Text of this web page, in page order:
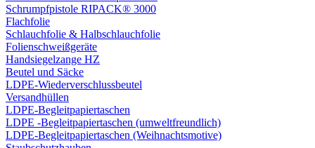
Schrumpfpistole RIPACK® 3000
Flachfolie
Schlauchfolie & Halbschlauchfolie
Folienschweißgeräte
Handsiegelzange HZ
Beutel und Säcke
LDPE-Wiederverschlussbeutel
Versandhüllen
LDPE-Begleitpapiertaschen
LDPE -Begleitpapiertaschen (umweltfreundlich)
LDPE-Begleitpapiertaschen (Weihnachtsmotive)